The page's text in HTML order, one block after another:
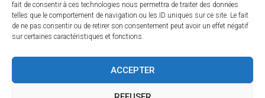
fait de consentir à ces technologies nous permettra de traiter des données
telles que le comportement de navigation ou les ID uniques sur ce site. Le fait
de ne pas consentir ou de retirer son consentement peut avoir un effet négatif
sur certaines caractéristiques et fonctions.
ACCEPTER
LISTE DES COMMUNES DES HAUTS DE FRANCE MON COMPTE